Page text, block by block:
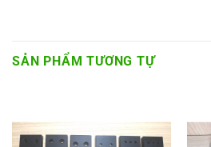
SẢN PHẨM TƯƠNG TỰ